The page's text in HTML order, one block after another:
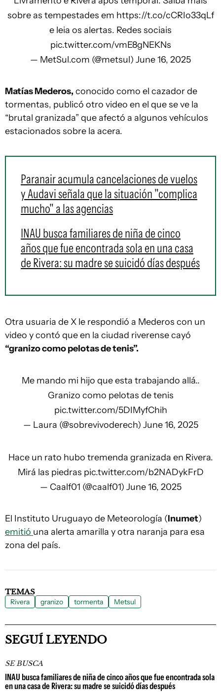
sobre as tempestades em https://t.co/cCRIo33qLf
e leia os alertas. Redes sociais
pic.twitter.com/vmE8gNEKNs
— MetSul.com (@metsul) June 16, 2025
Matías Mederos, conocido como el cazador de
tormentas, publicó otro video en el que se ve la
“brutal granizada” que afectó a algunos vehículos
estacionados sobre la acera.
Paranair acumula cancelaciones de vuelos
y Audavi señala que la situación "complica
mucho" a las agencias
INAU busca familiares de niña de cinco
años que fue encontrada sola en una casa
de Rivera: su madre se suicidó días después
Otra usuaria de X le respondió a Mederos con un
video y contó que en la ciudad riverense cayó
“granizo como pelotas de tenis”.
Me mando mi hijo que esta trabajando allá..
Granizo como pelotas de tenis
pic.twitter.com/5DIMyfChih
— Laura (@sobrevivoderech) June 16, 2025
Hace un rato hubo tremenda granizada en Rivera.
Mirá las piedras pic.twitter.com/b2NADykFrD
— Caalf01 (@caalf01) June 16, 2025
El Instituto Uruguayo de Meteorología (Inumet)
emitió una alerta amarilla y otra naranja para esa
zona del país.
TEMAS
Rivera granizo tormenta Metsul
SEGUÍ LEYENDO
SE BUSCA
INAU busca familiares de niña de cinco años que fue encontrada sola
en una casa de Rivera: su madre se suicidó días después